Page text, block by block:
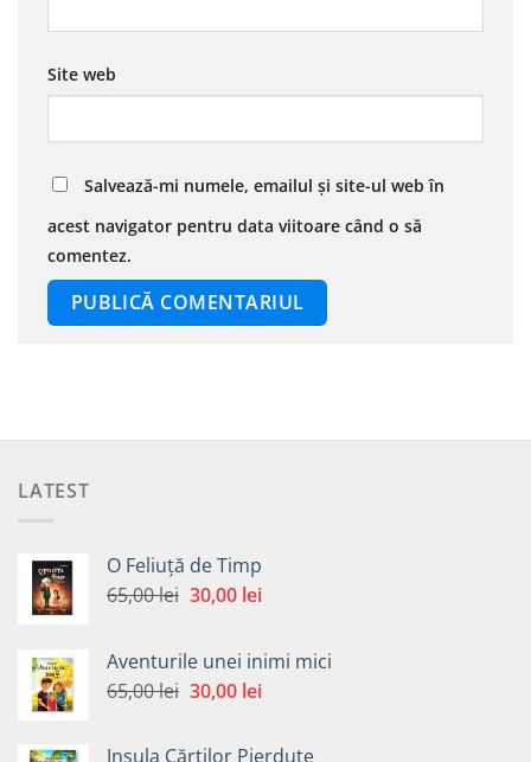
Site web
Salvează-mi numele, emailul și site-ul web în
acest navigator pentru data viitoare când o să
comentez.
LATEST
O Feliuță de Timp
65,00lei Prețul
fost:
65,00 lei.
30,00 leiPrețul
30,00 lei.
Aventurile unei inimi mici
65,00lei Prețul
30,00 leiPrețul
Insula Cărților Pierdute